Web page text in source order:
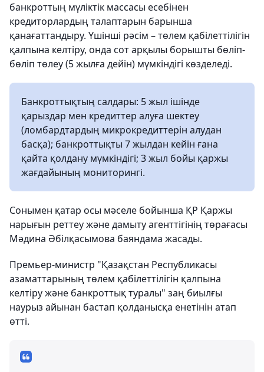
банкроттың мүліктік массасы есебінен
кредиторлардың талаптарын барынша
қанағаттандыру. Үшінші рәсім – төлем қабілеттілігін
қалпына келтіру, онда сот арқылы борышты бөліп-
бөліп төлеу (5 жылға дейін) мүмкіндігі көзделеді.
Банкроттықтың салдары: 5 жыл ішінде
қарыздар мен кредиттер алуға шектеу
(ломбардтардың микрокредиттерін алудан
басқа); банкроттықты 7 жылдан кейін ғана
қайта қолдану мүмкіндігі; 3 жыл бойы қаржы
жағдайының мониторингі.
Сонымен қатар осы мәселе бойынша ҚР Қаржы
нарығын реттеу және дамыту агенттігінің төрағасы
Мәдина Әбілқасымова баяндама жасады.
Премьер-министр "Қазақстан Республикасы
азаматтарының төлем қабілеттілігін қалпына
келтіру және банкроттық туралы" заң биылғы
наурыз айынан бастап қолданысқа енетінін атап
өтті.